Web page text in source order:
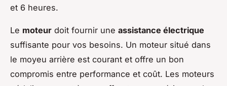
et 6 heures.
Le moteur doit fournir une assistance électrique
suffisante pour vos besoins. Un moteur situé dans
le moyeu arrière est courant et offre un bon
compromis entre performance et coût. Les moteurs